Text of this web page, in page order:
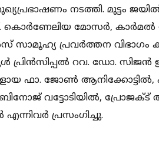
ന​​​ട​​​ത്തി.​ മു​​​ട്ടം
കൊ​​​ർ​​​ണേ​​​ലി​​​യ മോ​​​സ​​​ർ,
സാ​​​മൂ​​​ഹ്യ പ്ര​​​വ​​​ർ​​​ത്ത​​​ന
റ​​​വ. ​ഡോ.
ഫാ.​ ​​ജോ​​​ണ്‍
വ​​​ട്ടോ​​​ടി​​​യി​​​ൽ, പ്രോ​​​ജ​​​ക്ട്
പ്ര​​​സം​​​ഗി​​​ച്ചു.